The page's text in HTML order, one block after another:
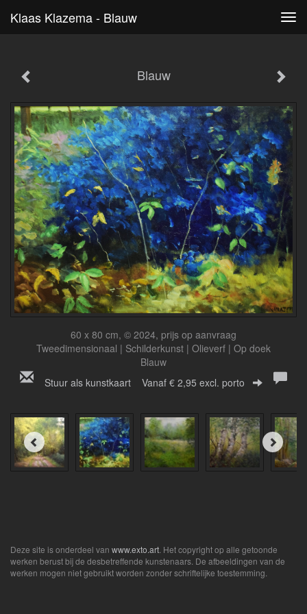
Klaas Klazema - Blauw
Blauw
60 x 80 cm, © 2024, prijs op aanvraag
Tweedimensionaal | Schilderkunst | Olieverf | Op doek
Blauw
Stuur als kunstkaart Vanaf € 2,95 excl. porto
Deze site is onderdeel van www.exto.art . Het copyright op alle getoonde
werken berust bij de desbetreffende kunstenaars. De afbeeldingen van de
werken mogen niet gebruikt worden zonder schriftelijke toestemming.